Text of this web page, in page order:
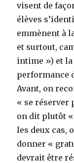
visent de
élèves
emmènent à
et surtout,
intime ») et
performance
Avant, on
« se réserver
on dit plutôt «
les deux cas,
donner «
devrait être